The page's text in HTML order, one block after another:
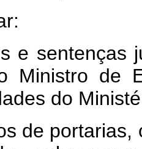
e sentenças
Ministro de
do
de